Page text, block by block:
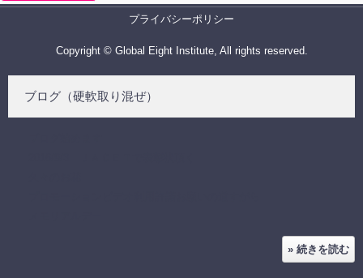
プライバシーポリシー
Copyright © Global Eight Institute, All rights reserved.
ブログ（硬軟取り混ぜ）
» 続きを読む